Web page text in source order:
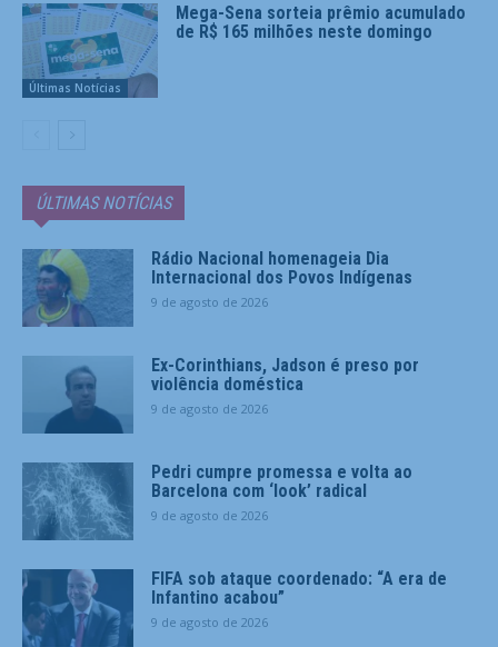
Últimas Notícias
Mega-Sena sorteia prêmio acumulado
de R$ 165 milhões neste domingo
ÚLTIMAS NOTÍCIAS
Rádio Nacional homenageia Dia
Internacional dos Povos Indígenas
9 de agosto de 2026
Ex-Corinthians, Jadson é preso por
violência doméstica
9 de agosto de 2026
Pedri cumpre promessa e volta ao
Barcelona com ‘look’ radical
9 de agosto de 2026
FIFA sob ataque coordenado: “A era de
Infantino acabou”
9 de agosto de 2026